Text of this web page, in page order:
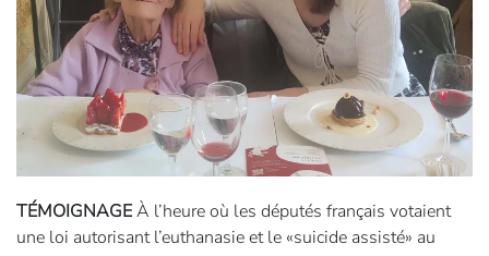
TÉMOIGNAGEÀ l’heure où les députés français votaient
une loi autorisant l’euthanasie et le «suicide assisté» au